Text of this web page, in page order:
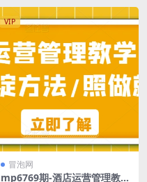
VIP
冒泡网
mp6769期-酒店运营管理教